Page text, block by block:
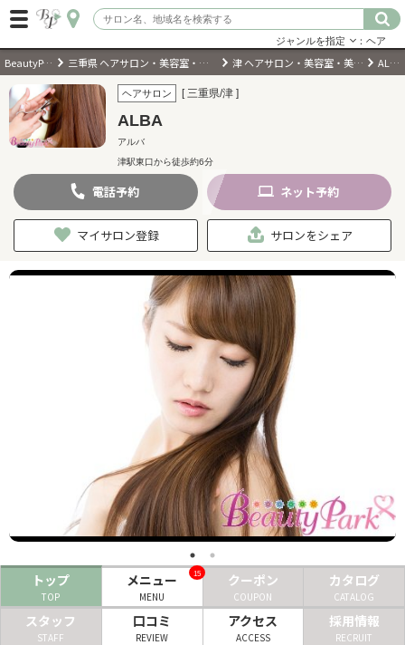
ログイン
会員登録
キーワード検索
ジャンルを選択
キーワードで検索
現在地から探す
ネイルサロン
まつげサロン
リラクゼーションサロン
美容クリニック
ジャンルを指定 ：ヘア
BeautyPark 三重県 ヘアサロン・美容室・美容院 津 ヘアサロン・美容室・美容院 ALBA
ヘアサロン [ 三重県/津 ]
ALBA
アルバ
津駅東口から徒歩約6分
電話予約 ネット予約
マイサロン登録 サロンをシェア
トップ
TOP
メニュー
MENU
15 クーポン
COUPON
カタログ
CATALOG
スタッフ
STAFF
口コミ
REVIEW
アクセス
ACCESS
採用情報
RECRUIT